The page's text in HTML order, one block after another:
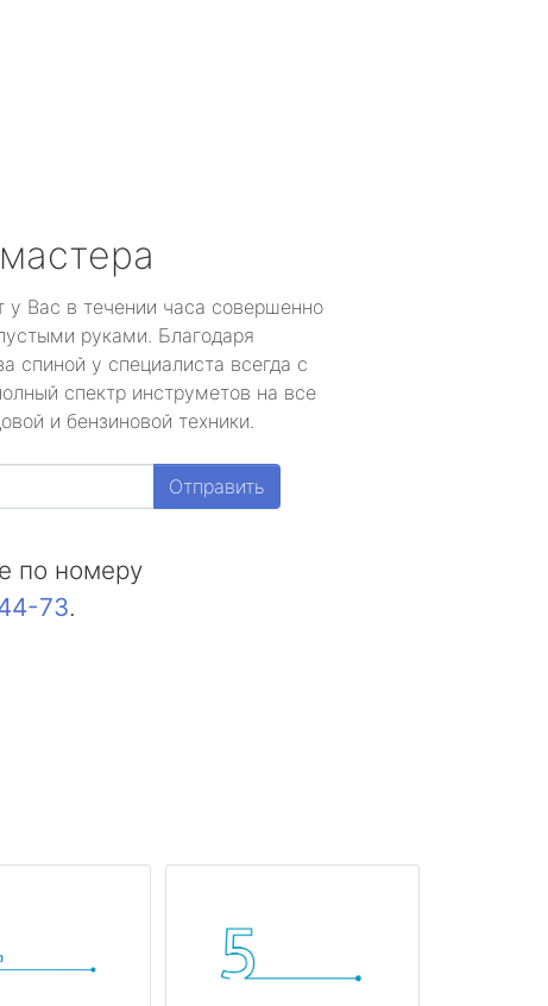
Вас в течении часа совершенно
руками. Благодаря
спиной у специалиста всегда с
спектр инструметов на все
и бензиновой техники.
Отправить
по номеру
73.